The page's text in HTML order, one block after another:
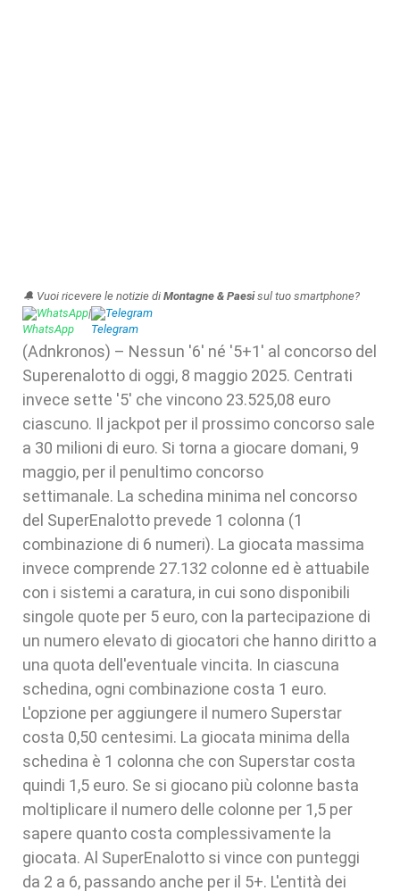
🔔 Vuoi ricevere le notizie di Montagne & Paesisul tuo smartphone?
WhatsApp| Telegram
(Adnkronos) – Nessun '6' né '5+1' al concorso del
Superenalotto di oggi, 8 maggio 2025. Centrati
invece sette '5' che vincono 23.525,08 euro
ciascuno. Il jackpot per il prossimo concorso sale
a 30 milioni di euro. Si torna a giocare domani, 9
maggio, per il penultimo concorso
settimanale. La schedina minima nel concorso
del SuperEnalotto prevede 1 colonna (1
combinazione di 6 numeri). La giocata massima
invece comprende 27.132 colonne ed è attuabile
con i sistemi a caratura, in cui sono disponibili
singole quote per 5 euro, con la partecipazione di
un numero elevato di giocatori che hanno diritto a
una quota dell'eventuale vincita. In ciascuna
schedina, ogni combinazione costa 1 euro.
L'opzione per aggiungere il numero Superstar
costa 0,50 centesimi. La giocata minima della
schedina è 1 colonna che con Superstar costa
quindi 1,5 euro. Se si giocano più colonne basta
moltiplicare il numero delle colonne per 1,5 per
sapere quanto costa complessivamente la
giocata. Al SuperEnalotto si vince con punteggi
da 2 a 6, passando anche per il 5+. L'entità dei